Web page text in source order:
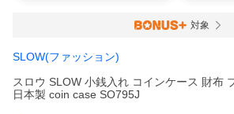
対象
SLOW(ファッション)
スロウ SLOW 小銭入れ コインケース 財布
日本製 coin case SO795J